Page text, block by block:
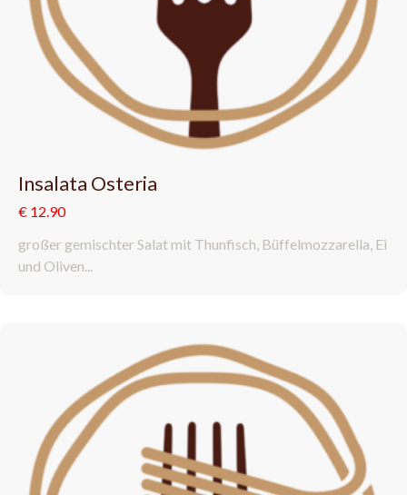
Insalata Osteria
€ 12.90
großer gemischter Salat mit Thunfisch, Büffelmozzarella, Ei
und Oliven...